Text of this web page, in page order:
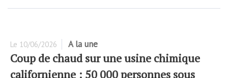
Le 10/06/2026 A la une
Coup de chaud sur une usine chimique
californienne : 50 000 personnes sous